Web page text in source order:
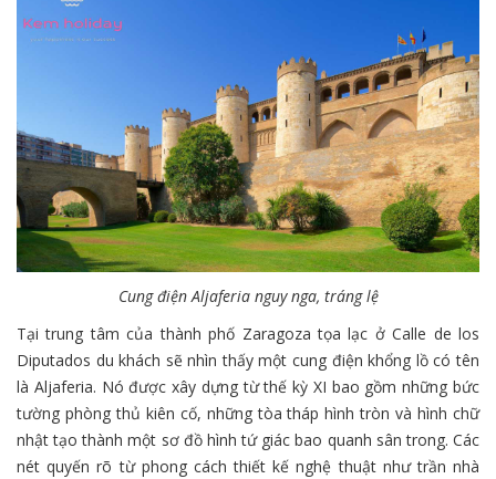
Cung điện Aljaferia nguy nga, tráng lệ
Tại trung tâm của thành phố Zaragoza tọa lạc ở Calle de los
Diputados du khách sẽ nhìn thấy một cung điện khổng lồ có tên
là Aljaferia. Nó được xây dựng từ thế kỳ XI bao gồm những bức
tường phòng thủ kiên cố, những tòa tháp hình tròn và hình chữ
nhật tạo thành một sơ đồ hình tứ giác bao quanh sân trong. Các
nét quyến rõ từ phong cách thiết kế nghệ thuật như trần nhà